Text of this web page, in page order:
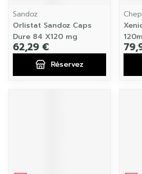
Sandoz
Orlistat Sandoz Caps
Dure 84 X120 mg
62,29 €
Réservez